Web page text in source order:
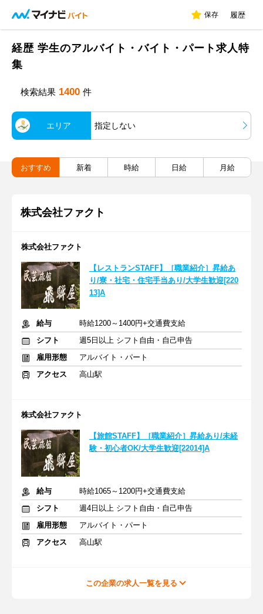
保存 履歴
経歴 学生のアルバイト・バイト・パート求人特
集
検索結果 1400 件
エリア 指定しない
おすすめ 新着 時給 日給 月給
株式会社ファクト
株式会社ファクト
【レストランSTAFF】［職業紹介］昇給あ
り/寮・社宅・住宅手当あり/大学生歓迎[220
13]A
給与
時給1200～1400円+交通費支給
シフト
週5日以上 シフト自由・自己申告
雇用形態
アルバイト・パート
アクセス
高山駅
株式会社ファクト
【旅館STAFF】［職業紹介］昇給あり/未経
験・初心者OK/大学生歓迎[22014]A
給与
時給1065～1200円+交通費支給
シフト
週4日以上 シフト自由・自己申告
雇用形態
アルバイト・パート
アクセス
高山駅
この企業の求人一覧を見る